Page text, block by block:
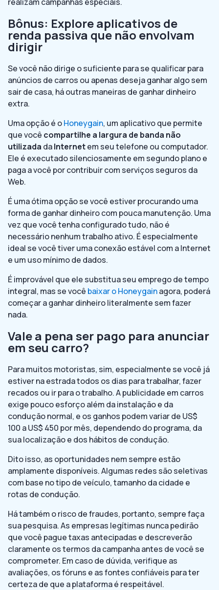
Bônus: Explore aplicativos de
renda passiva que não envolvam
dirigir
Se você não dirige o suficiente para se qualificar para
anúncios de carros ou apenas deseja ganhar algo sem
sair de casa, há outras maneiras de ganhar dinheiro
extra.
Uma opção é oHoneygain, um aplicativo que permite
que você compartilhe a largura de banda não
utilizada daInternetem seu telefone ou computador.
Ele é executado silenciosamente em segundo plano e
paga a você por contribuir com serviços seguros da
Web.
É uma ótima opção se você estiver procurando uma
forma de ganhar dinheiro com pouca manutenção. Uma
vez que você tenha configurado tudo, não é
necessário nenhum trabalho ativo. É especialmente
ideal se você tiver uma conexão estável com a Internet
e um uso mínimo de dados.
É improvável que ele substitua seu emprego de tempo
integral, mas se você baixar o Honeygainagora, poderá
começar a ganhar dinheiro literalmente sem fazer
nada.
Vale a pena ser pago para anunciar
em seu carro?
Para muitos motoristas, sim, especialmente se você já
estiver na estrada todos os dias para trabalhar, fazer
recados ou ir para o trabalho. A publicidade em carros
exige pouco esforço além da instalação e da
condução normal, e os ganhos podem variar de US$
100 a US$ 450 por mês, dependendo do programa, da
sua localização e dos hábitos de condução.
Dito isso, as oportunidades nem sempre estão
amplamente disponíveis. Algumas redes são seletivas
com base no tipo de veículo, tamanho da cidade e
rotas de condução.
Há também o risco de fraudes, portanto, sempre faça
sua pesquisa. As empresas legítimas nunca pedirão
que você pague taxas antecipadas e descreverão
claramente os termos da campanha antes de você se
comprometer. Em caso de dúvida, verifique as
avaliações, os fóruns e as fontes confiáveis para ter
certeza de que a plataforma é respeitável.